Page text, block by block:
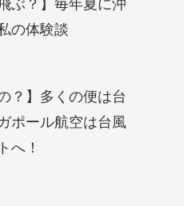
ぶ？】毎年夏に沖
の体験談
？】多くの便は台
ポール航空は台風
へ！